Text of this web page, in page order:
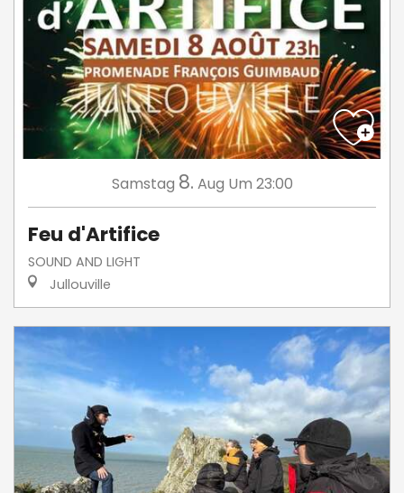
Samstag 8. Aug Um 23:00
Feu d'Artifice
SOUND AND LIGHT
Jullouville